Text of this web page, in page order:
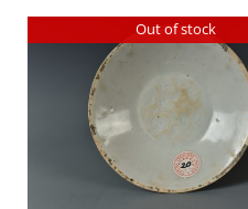
Out of stock